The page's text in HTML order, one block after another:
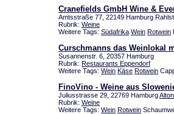
Cranefields GmbH Wine &
Amtsstraße 77, 22149 Hamburg
Rubrik: Weine
Weitere Tags: Südafrika Wein Rotwein
Curschmanns das Weinlokal
Susannenstr. 6, 20357 Hamburg
Rubrik: Restaurants Eppendorf
Weitere Tags: Wein Käse Rotwein
FinoVino - Weine aus
Juliusstrasse 29, 22769 Hamburg
Rubrik: Weine
Weitere Tags: Wein Rotwein